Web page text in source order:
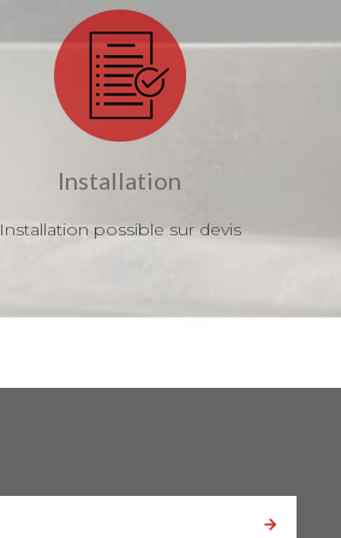
Installation
Installation possible sur devis